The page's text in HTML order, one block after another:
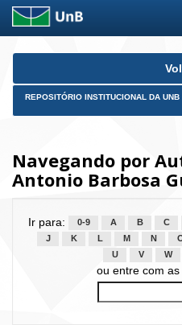
Skip
REPOSITÓRIO INSTITUCIONAL DA UNB
Navegando por
Antonio Barbosa
Ir para: 0-9 A B C
J
K L M N
U
V W
ou entre com